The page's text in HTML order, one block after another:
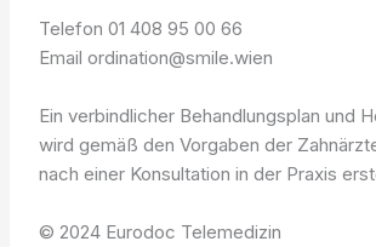
Telefon 01 408 95 00 66
Email ordination@smile.wien
Ein verbindlicher Behandlungsplan und
wird gemäß den Vorgaben der
nach einer Konsultation in der Praxis
© 2024 Eurodoc Telemedizin